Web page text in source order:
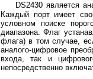
DS2430 является
Каждый порт имеет
условном поиске
диапазона. Флаг
флага) в том случае,
аналого-цифровое
входа, так и
непосредственно